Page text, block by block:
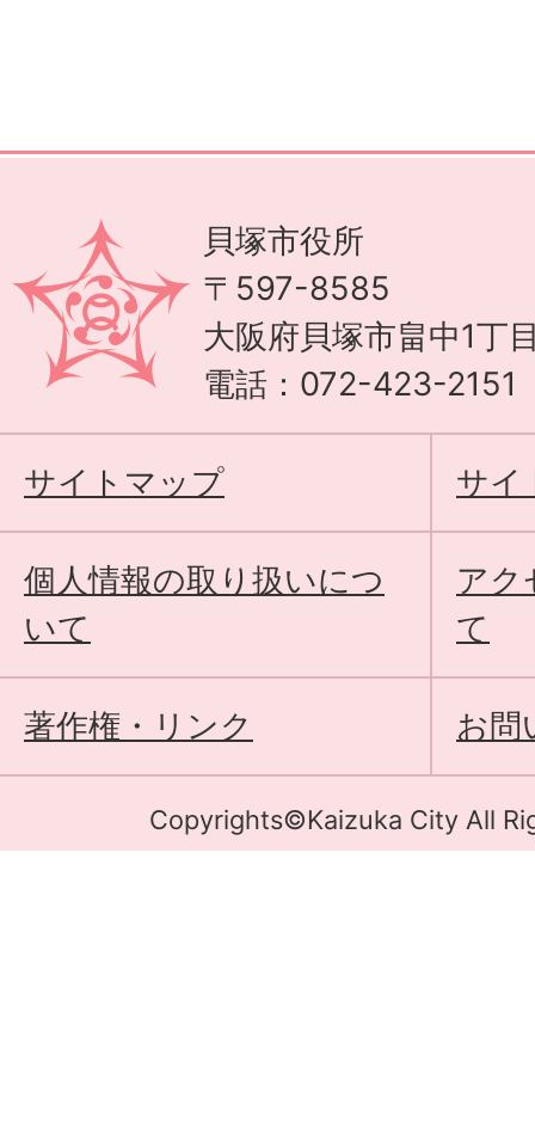
貝塚市役所
〒597-8585
大阪府貝塚市畠中1丁
電話：072-423-2151
サイトマップ サイ
個人情報の取り扱いにつ
いて
アク
て
著作権・リンク お問
Copyrights©Kaizuka City All